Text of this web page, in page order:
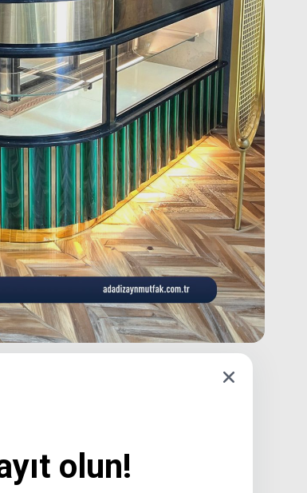
endüstriyel dolaplar, raflar ve
ve kullanıcı dostu yapısıyla işletmenizin
ve mutfak alanınızı verimli kullanmak
olun!